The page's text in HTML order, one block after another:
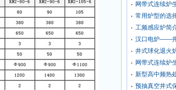
网带式连续炉
常用炉型的选
工频感应炉简
汉口电炉——
井式球化退火
网带式连续炉
新型高中频热
预抽真空井式